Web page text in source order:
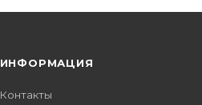
ИНФОРМАЦИЯ
Контакты